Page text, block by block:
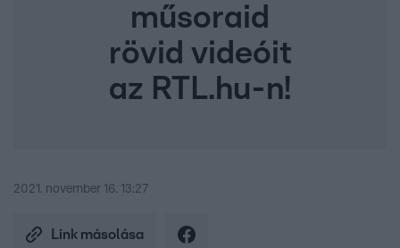
műsoraid
rövid videóit
az RTL.hu-n!
2021. november 16. 13:27
Link másolása